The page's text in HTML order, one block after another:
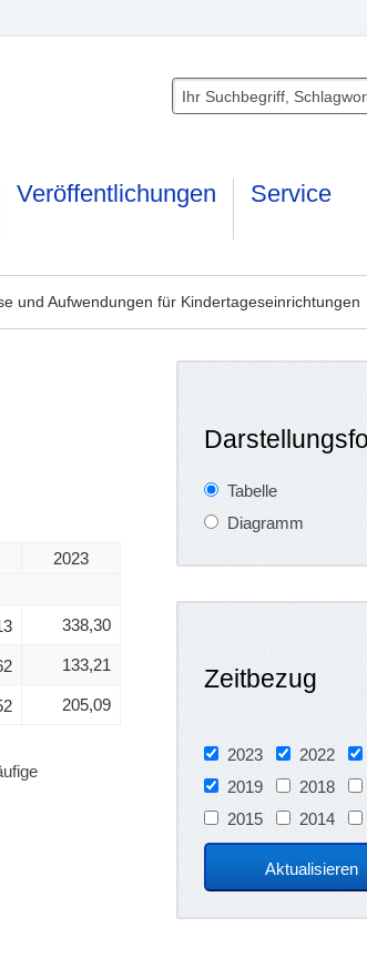
Veröffentlichungen Service
und Aufwendungen für Kindertageseinrichtungen
2023
338,30
133,21
205,09
Tabelle
Diagramm
Zeitbezug
2023 2022
2019
2018
2015
2014